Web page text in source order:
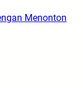
Menonton